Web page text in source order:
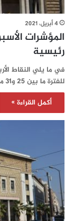
4 أبريل، 2021
المؤشرات
رئيسية
في ما يلي النقاط
للفترة ما بين 25 و31 مارس 2021 : 1- ارتفع…
أكمل القراءة »